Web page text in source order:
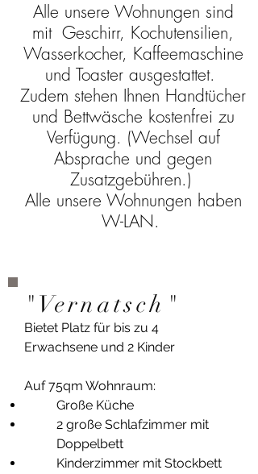
Alle unsere Wohnungen sind
mit Geschirr, Kochutensilien,
Wasserkocher, Kaffeemaschine
und Toaster ausgestattet.
Zudem stehen Ihnen Handtücher
und Bettwäsche kostenfrei zu
Verfügung. (Wechsel auf
Absprache und gegen
Zusatzgebühren.)
Alle unsere Wohnungen haben
W-LAN.
"Vernatsch"
Bietet Platz für bis zu 4
Erwachsene und 2 Kinder
Auf 75qm Wohnraum:
Große Küche
2 große Schlafzimmer mit
Doppelbett
Kinderzimmer mit Stockbett